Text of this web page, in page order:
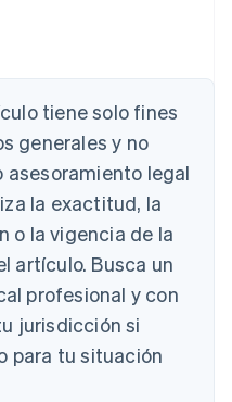
tiene solo fines
generales y no
legal
la exactitud, la
o la vigencia de la
artículo. Busca un
profesional y con
jurisdicción si
para tu situación